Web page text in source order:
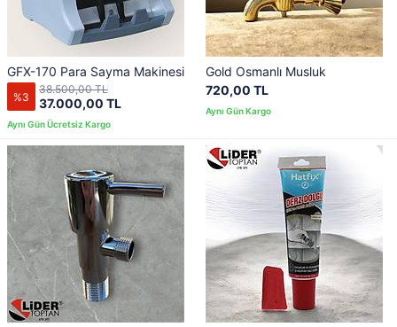
GFX-170 Para Sayma Makinesi
%3 37.000,00 TL
38.500,00 TL
Gold Osmanlı Musluk
720,00 TL